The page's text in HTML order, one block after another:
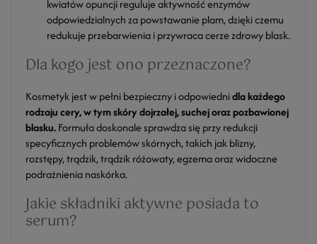
kwiatów opuncji reguluje aktywność enzymów
odpowiedzialnych za powstawanie plam, dzięki czemu
redukuje przebarwienia i przywraca cerze zdrowy blask.
Dla kogo jest ono przeznaczone?
Kosmetyk jest w pełni bezpieczny i odpowiednidla każdego
rodzaju cery, w tym skóry dojrzałej, suchej oraz pozbawionej
blasku.Formuła doskonale sprawdza się przy redukcji
specyficznych problemów skórnych, takich jak blizny,
rozstępy, trądzik, trądzik różowaty, egzema oraz widoczne
podrażnienia naskórka.
Jakie składniki aktywne posiada to
serum?